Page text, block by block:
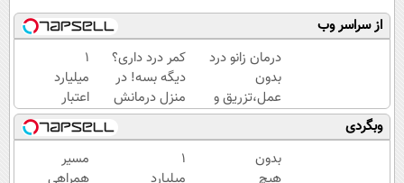
از سراسر وب
درمان زانو درد
بدون
عمل،تزریق و
دارو
(◂پرسش‌نامه)
کمر درد داری؟
دیگه بسه! در
منزل درمانش
کن
(◀پرسش‌نامه)
۱
میلیارد
اعتبار
خرید
طلا |
بدون
ضامن
وبگردی
بدون
۱
مسیر